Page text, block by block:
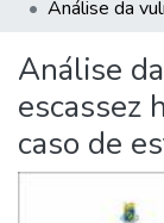
Análise
escassez
caso de